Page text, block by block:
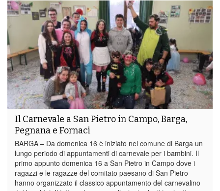
Il Carnevale a San Pietro in Campo, Barga,
Pegnana e Fornaci
BARGA – Da domenica 16 è iniziato nel comune di Barga un
lungo periodo di appuntamenti di carnevale per i bambini. Il
primo appunto domenica 16 a San Pietro in Campo dove i
ragazzi e le ragazze del comitato paesano di San Pietro
hanno organizzato il classico appuntamento del carnevalino